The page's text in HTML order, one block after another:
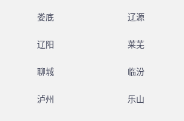
娄底 辽源
辽阳 莱芜
聊城 临汾
泸州 乐山